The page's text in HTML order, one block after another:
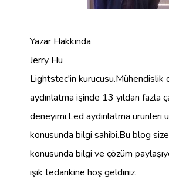
Yazar Hakkında
Jerry Hu
Lightstec'in kurucusu.Mühendislik
aydınlatma işinde 13 yıldan fazla
deneyimi.Led aydınlatma ürünleri
konusunda bilgi sahibi.Bu blog
konusunda bilgi ve çözüm
ışık tedarikine hoş geldiniz.